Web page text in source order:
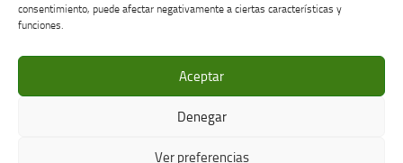
consentimiento, puede afectar negativamente a ciertas características y
funciones.
Aceptar
Denegar
Ver preferencias